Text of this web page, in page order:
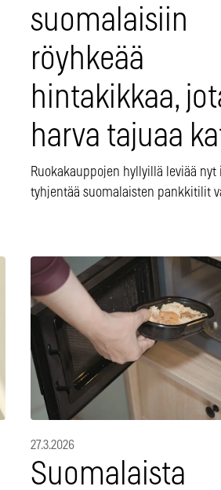
suomalaisiin
röyhkeää
hintakikkaa,
harva tajuaa
Ruokakauppojen hyllyillä leviää nyt
tyhjentää suomalaisten pankkitilit
27.3.2026
Suomalaista